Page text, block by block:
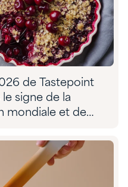
de Tastepoint
le signe de la
mondiale et de